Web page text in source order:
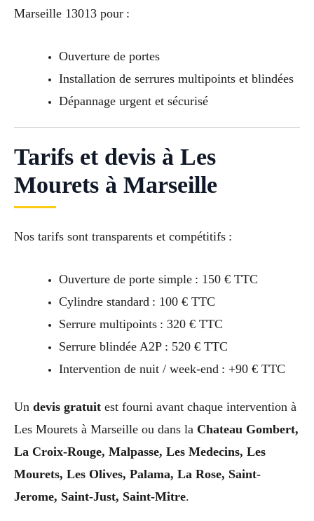
Marseille 13013 pour :
Ouverture de portes
Installation de serrures multipoints et blindées
Dépannage urgent et sécurisé
Tarifs et devis à Les
Mourets à Marseille
Nos tarifs sont transparents et compétitifs :
Ouverture de porte simple : 150 € TTC
Cylindre standard : 100 € TTC
Serrure multipoints : 320 € TTC
Serrure blindée A2P : 520 € TTC
Intervention de nuit / week-end : +90 € TTC
Un devis gratuit est fourni avant chaque intervention à
Les Mourets à Marseille ou dans la Chateau Gombert,
La Croix-Rouge, Malpasse, Les Medecins, Les
Mourets, Les Olives, Palama, La Rose, Saint-
Jerome, Saint-Just, Saint-Mitre.